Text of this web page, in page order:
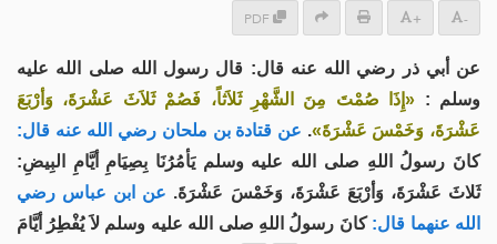
PDF + -
عن أبي ذر رضي الله عنه قال: قال رسول الله صلى الله عليه
وسلم : «إِذَا صُمْتَ مِنَ الشَّهْرِ ثَلاَثاً، فَصُمْ ثَلاَثَ عَشْرَةَ، وَأرْبَعَ
عَشْرَةَ، وَخَمْسَ عَشْرَةَ». عن قتادة بن ملحان رضي الله عنه قال:
كانَ رسولُ اللهِ صلى الله عليه وسلم يَأمُرُنَا بِصِيَامِ أيَّامِ البِيضِ:
ثَلاثَ عَشْرَةَ، وَأرْبَعَ عَشْرَةَ، وَخَمْسَ عَشْرَةَ. عن ابن عباس رضي
الله عنهما قال: كانَ رسولُ اللهِ صلى الله عليه وسلم لاَ يُفْطِرُ أيَّامَ